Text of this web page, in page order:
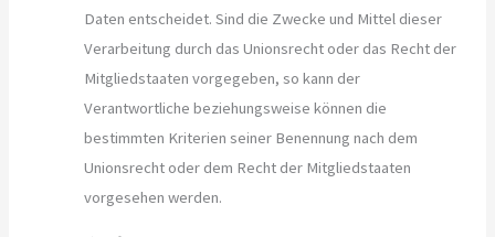
Daten entscheidet. Sind die Zwecke und Mittel dieser
Verarbeitung durch das Unionsrecht oder das Recht der
Mitgliedstaaten vorgegeben, so kann der
Verantwortliche beziehungsweise können die
bestimmten Kriterien seiner Benennung nach dem
Unionsrecht oder dem Recht der Mitgliedstaaten
vorgesehen werden.